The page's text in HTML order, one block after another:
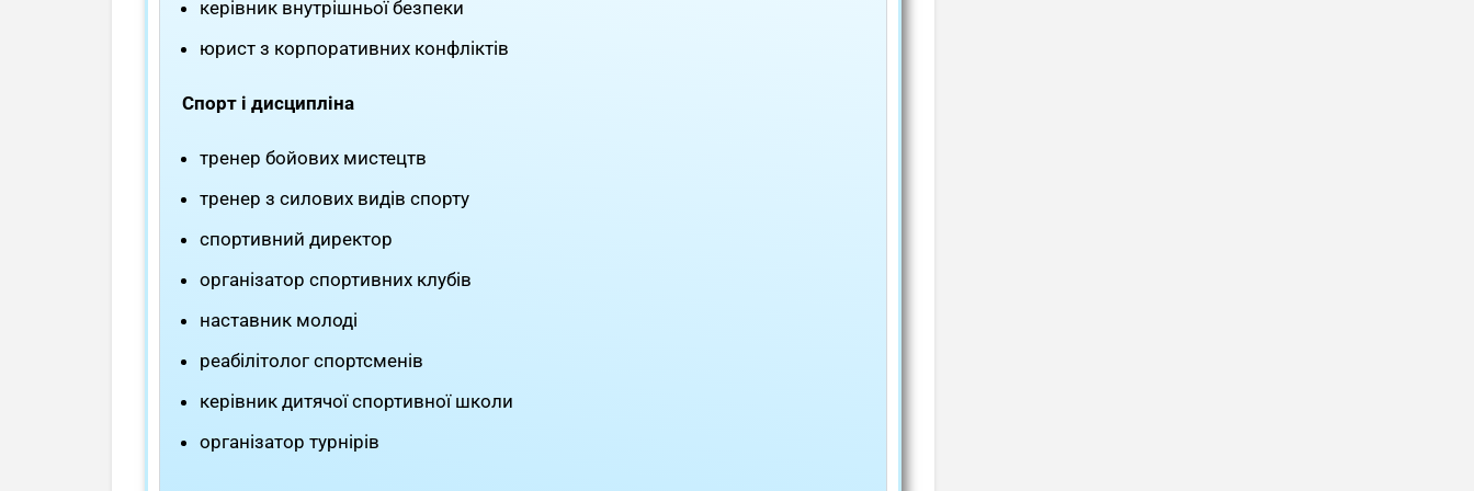
керівник внутрішньої безпеки
юрист з корпоративних конфліктів
Спорт і дисципліна
тренер бойових мистецтв
тренер з силових видів спорту
спортивний директор
організатор спортивних клубів
наставник молоді
реабілітолог спортсменів
керівник дитячої спортивної школи
організатор турнірів